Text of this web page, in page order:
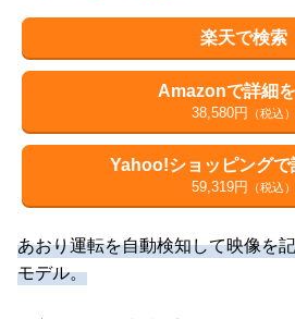
楽天で検索
Amazonで詳細
38,580円 （税込）
Yahoo!ショッピングで
59,319円 （税込）
あおり運転を自動検知して映像を
モデル。